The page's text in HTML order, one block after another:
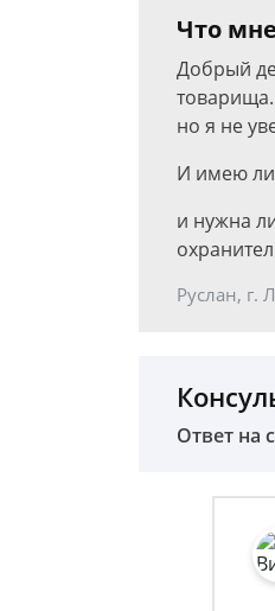
Что
Добрый
но я не
И имею ли
и нужна
Руслан, г.
Ответ на